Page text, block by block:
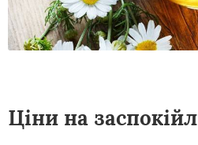
Ціни на